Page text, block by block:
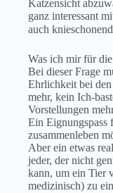
Katzensicht
ganz interessant
auch
Was ich mir für
Bei dieser Frage
Ehrlichkeit bei
mehr, kein Ich-
Vorstellungen
Ein Eignungspass
zusammenleben
Aber ein etwas
jeder, der nicht
kann, um ein Tier
medizinisch) zu